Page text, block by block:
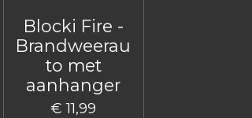
Blocki Fire -
Brandweerau
to met
aanhanger
€ 11,99